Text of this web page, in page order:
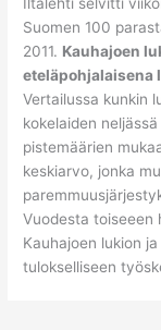
Suomen 100
2011. Kauhajoen
eteläpohjalaisena
Vertailussa kunkin
kokelaiden
pistemäärien
keskiarvo, jonka
Vuodesta toiseeen
Kauhajoen lukion
tulokselliseen